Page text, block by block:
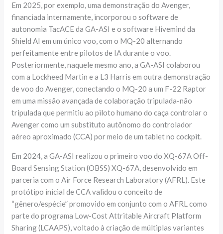
Em 2025, por exemplo, uma demonstração do Avenger,
financiada internamente, incorporou o software de
autonomia TacACE da GA-ASI e o software Hivemind da
Shield AI em um único voo, com o MQ-20 alternando
perfeitamente entre pilotos de IA durante o voo.
Posteriormente, naquele mesmo ano, a GA-ASI colaborou
com a Lockheed Martin e a L3 Harris em outra demonstração
de voo do Avenger, conectando o MQ-20 a um F-22 Raptor
em uma missão avançada de colaboração tripulada-não
tripulada que permitiu ao piloto humano do caça controlar o
Avenger como um substituto autônomo do controlador
aéreo aproximado (CCA) por meio de um tablet no cockpit.
Em 2024, a GA-ASI realizou o primeiro voo do XQ-67A Off-
Board Sensing Station (OBSS) XQ-67A, desenvolvido em
parceria com o Air Force Research Laboratory (AFRL). Este
protótipo inicial de CCA validou o conceito de
“gênero/espécie” promovido em conjunto com o AFRL como
parte do programa Low-Cost Attritable Aircraft Platform
Sharing (LCAAPS), voltado à criação de múltiplas variantes